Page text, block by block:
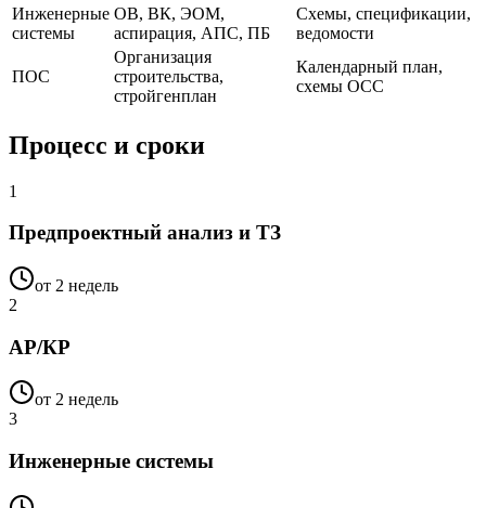
Инженерные
системы
ОВ, ВК, ЭОМ,
аспирация, АПС, ПБ
Схемы, спецификации,
ведомости
ПОС
Организация
строительства,
стройгенплан
Календарный план,
схемы ОСС
Процесс и сроки
1
Предпроектный анализ и ТЗ
от 2 недель
2
АР/КР
от 2 недель
3
Инженерные системы